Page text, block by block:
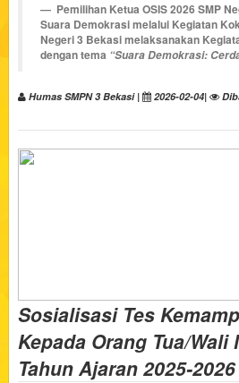
Pemilihan Ketua OSIS 2026 SMP
Suara Demokrasi melalui Kegiatan
Negeri 3 Bekasi melaksanakan
dengan tema “Suara Demokrasi:
Humas SMPN 3 Bekasi | 2026-02-04|
Sosialisasi Tes
Kepada Orang Tua/Wali
Tahun Ajaran 2025-2026